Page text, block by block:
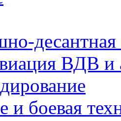
десантная
ВДВ и
и боевая